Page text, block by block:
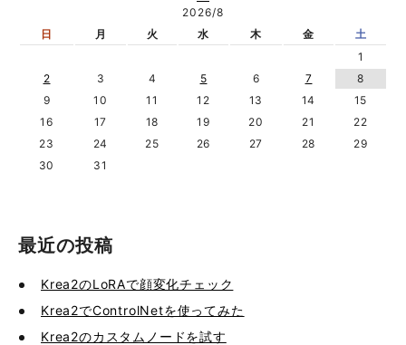
2026/8
日
月 火 水 木 金
土
1
2
3 4 5 6 7
8
9
10 11 12 13 14
15
16
17 18 19 20 21
22
23
24 25 26 27 28
29
30
31
最近の投稿
Krea2のLoRAで顔変化チェック
Krea2でControlNetを使ってみた
Krea2のカスタムノードを試す